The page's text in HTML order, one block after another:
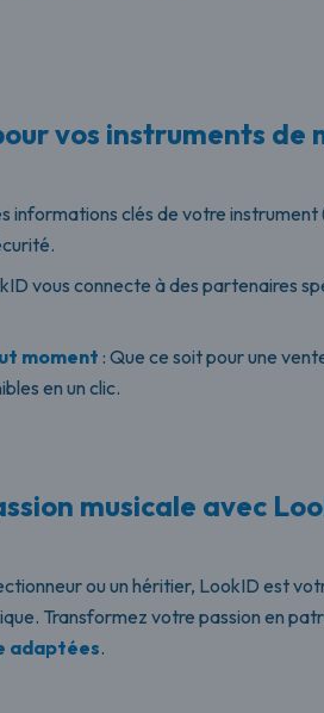
vos instruments de
informations clés de votre
vous connecte à des partenaires
moment : Que ce soit pour une
en un clic.
musicale avec
ou un héritier, LookID est
Transformez votre passion en
adaptées.